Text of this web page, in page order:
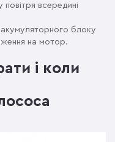
всередині
блоку
на мотор.
і коли